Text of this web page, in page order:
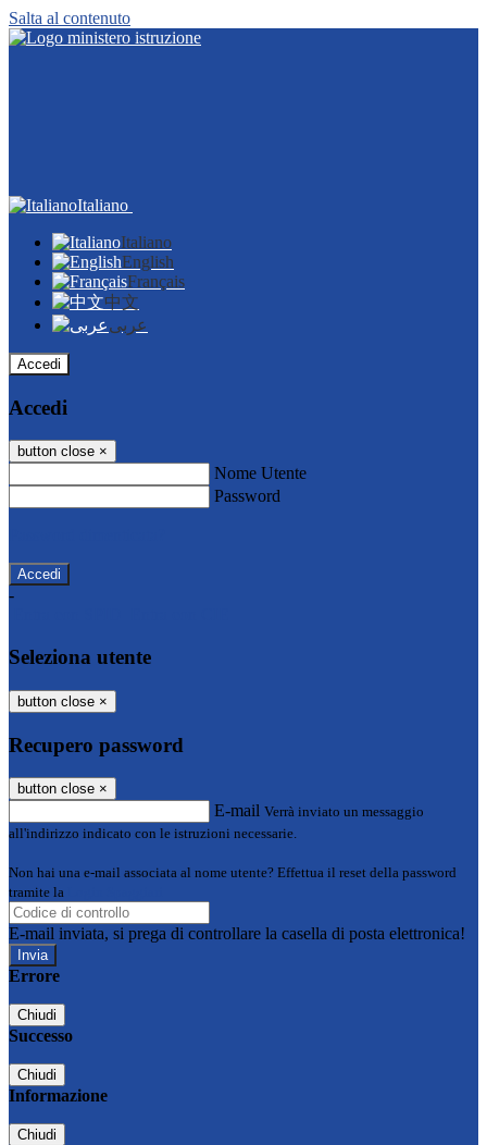
Salta al contenuto
Italiano
Italiano
English
Français
中文
عربى
Accedi
Accedi
button close ×
Nome Utente
Password
-
Seleziona utente
button close ×
Recupero password
button close ×
E-mail Verrà inviato un messaggio
all'indirizzo indicato con le istruzioni necessarie.
Non hai una e-mail associata al nome utente? Effettua il reset della password
tramite la
E-mail inviata, si prega di controllare la casella di posta elettronica!
Errore
Chiudi
Successo
Chiudi
Informazione
Chiudi